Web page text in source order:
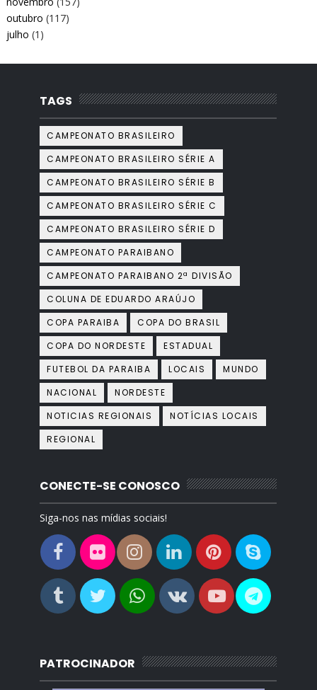
outubro (117)
julho (1)
TAGS
CAMPEONATO BRASILEIRO
CAMPEONATO BRASILEIRO SÉRIE A
CAMPEONATO BRASILEIRO SÉRIE B
CAMPEONATO BRASILEIRO SÉRIE C
CAMPEONATO BRASILEIRO SÉRIE D
CAMPEONATO PARAIBANO
CAMPEONATO PARAIBANO 2ª DIVISÃO
COLUNA DE EDUARDO ARAÚJO
COPA PARAIBA
COPA DO BRASIL
COPA DO NORDESTE
ESTADUAL
FUTEBOL DA PARAIBA
LOCAIS
MUNDO
NACIONAL
NORDESTE
NOTICIAS REGIONAIS
NOTÍCIAS LOCAIS
REGIONAL
CONECTE-SE CONOSCO
Siga-nos nas mídias sociais!
PATROCINADOR